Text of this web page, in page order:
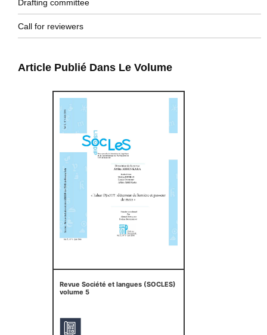
Drafting committee
Call for reviewers
Article Publié Dans Le Volume
Revue Société et langues (SOCLES)
volume 5